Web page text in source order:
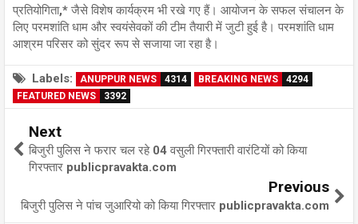
प्रतियोगिता,* जैसे विशेष कार्यक्रम भी रखे गए हैं। आयोजन के सफल संचालन के
लिए परमशांति धाम और स्वयंसेवकों की टीम तैयारी में जुटी हुई है। परमशांति धाम
आश्रम परिसर को सुंदर रूप से सजाया जा रहा है।
Labels: ANUPPUR NEWS 4314 BREAKING NEWS
4294
FEATURED NEWS
3392
Next
बिजुरी पुलिस ने फरार चल रहे 04 वसुली गिरफ्तारी वारंटियों को किया
गिरफ्तार publicpravakta.com
Previous
बिजुरी पुलिस ने पांच जुआरियो को किया गिरफ्तार publicpravakta.com